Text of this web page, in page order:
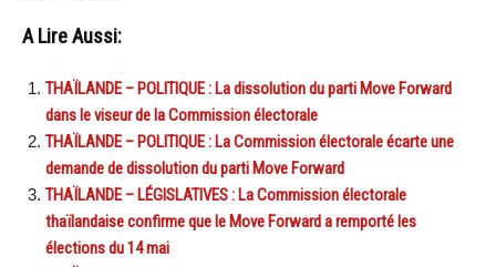
A Lire Aussi:
THAÏLANDE – POLITIQUE : La dissolution du parti Move Forward
dans le viseur de la Commission électorale
THAÏLANDE – POLITIQUE : La Commission électorale écarte une
demande de dissolution du parti Move Forward
THAÏLANDE – LÉGISLATIVES : La Commission électorale
thaïlandaise confirme que le Move Forward a remporté les
élections du 14 mai